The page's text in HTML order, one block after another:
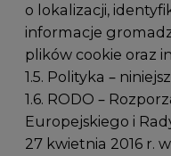
o lokalizacji,
informacje
plików cookie oraz
1.5. Polityka –
1.6. RODO –
Europejskiego i
27 kwietnia 2016 r.